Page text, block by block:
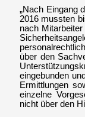
„Nach Eingang
2016 mussten
nach
über den
eingebunden
Ermittlungen
einzelne
nicht über den